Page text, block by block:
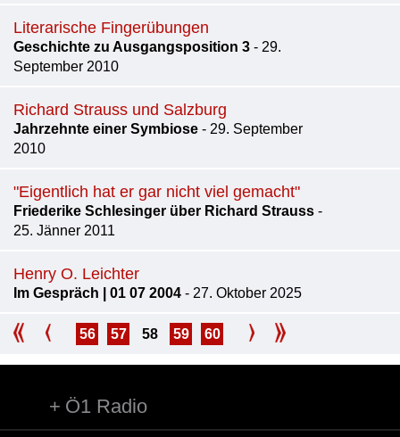
Literarische Fingerübungen
Geschichte zu Ausgangsposition 3 - 29.
September 2010
Richard Strauss und Salzburg
Jahrzehnte einer Symbiose - 29. September
2010
"Eigentlich hat er gar nicht viel gemacht"
Friederike Schlesinger über Richard Strauss -
25. Jänner 2011
Henry O. Leichter
Im Gespräch | 01 07 2004 - 27. Oktober 2025
56 57 58 59 60
Ö1 Radio